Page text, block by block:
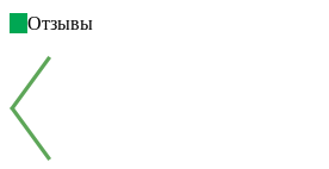
Отзывы